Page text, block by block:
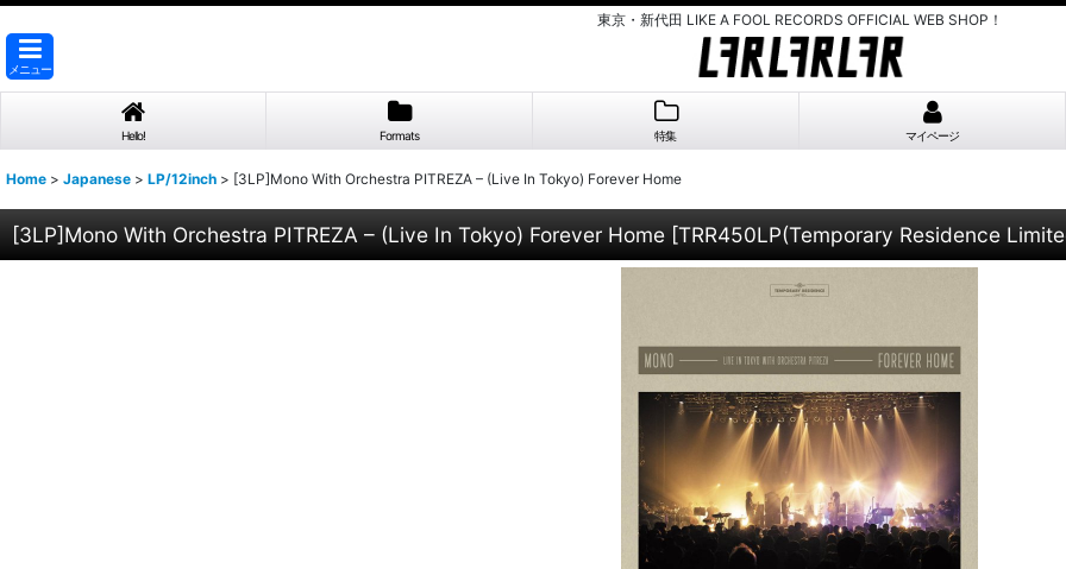
東京・新代田 LIKE A FOOL RECORDS OFFICIAL WEB SHOP！
メニュー
Hello! Formats 特集 マイページ
Home > Japanese > LP/12inch > [3LP]Mono With Orchestra PITREZA – (Live In Tokyo) Forever Home
[3LP]Mono With Orchestra PITREZA – (Live In Tokyo) Forever Home [TRR450LP(Temporary Residence